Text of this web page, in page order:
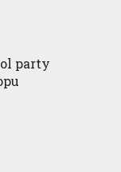
party